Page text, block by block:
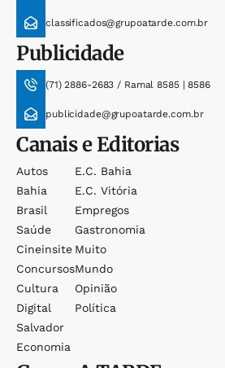
classificados@grupoatarde.com.br
Publicidade
(71) 2886-2683 / Ramal 8585 | 8586
publicidade@grupoatarde.com.br
Canais e Editorias
Autos
Bahia
Brasil
Saúde
Cineinsite
Concursos
Cultura
Digital
Salvador
Economia
E.c. Bahia
E.c. Vitória
Empregos
Gastronomia
Muito
Mundo
Opinião
Política